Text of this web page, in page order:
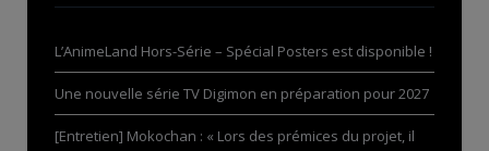
L’AnimeLand Hors-Série – Spécial Posters est disponible !
Une nouvelle série TV Digimon en préparation pour 2027
[Entretien] Mokochan : « Lors des prémices du projet, il